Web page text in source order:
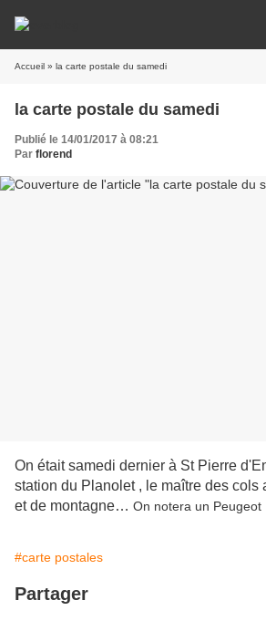
Accueil » la carte postale du samedi
la carte postale du samedi
Publié le 14/01/2017 à 08:21
Par florend
On était samedi dernier à St Pierre
station du Planolet , le maître des cols
et de montagne… On notera un Peugeot
#carte postales
Partager